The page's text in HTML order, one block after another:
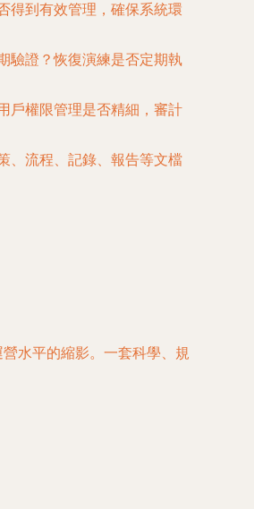
得到有效管理，確保系統環
驗證？恢復演練是否定期執
戶權限管理是否精細，審計
、流程、記錄、報告等文檔
水平的縮影。一套科學、規